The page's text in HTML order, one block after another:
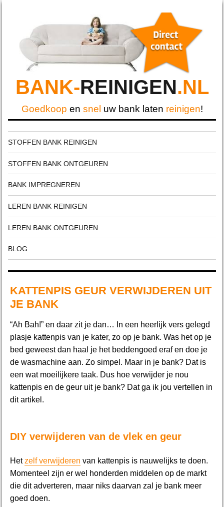
BANK-REINIGEN.NL
Goedkoop en snel uw bank laten reinigen!
STOFFEN BANK REINIGEN
STOFFEN BANK ONTGEUREN
BANK IMPREGNEREN
LEREN BANK REINIGEN
LEREN BANK ONTGEUREN
BLOG
KATTENPIS GEUR VERWIJDEREN UIT
JE BANK
“Ah Bah!” en daar zit je dan… In een heerlijk vers gelegd
plasje kattenpis van je kater, zo op je bank. Was het op je
bed geweest dan haal je het beddengoed eraf en doe je
de wasmachine aan. Zo simpel. Maar in je bank? Dat is
een wat moeilijkere taak. Dus hoe verwijder je nou
kattenpis en de geur uit je bank? Dat ga ik jou vertellen in
dit artikel.
DIY verwijderen van de vlek en geur
Hetzelf verwijderen van kattenpis is nauwelijks te doen.
Momenteel zijn er wel honderden middelen op de markt
die dit adverteren, maar niks daarvan zal je bank meer
goed doen.